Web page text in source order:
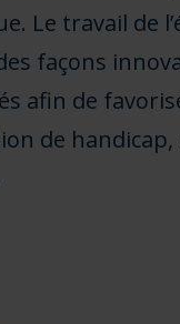
Le travail de
façons
afin de
de handicap,